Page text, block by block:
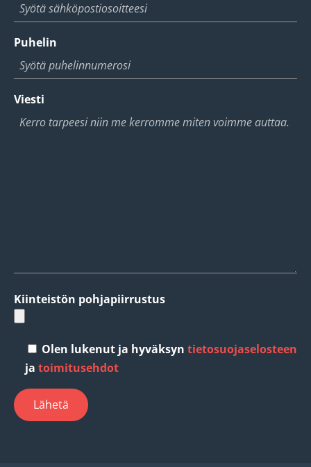
Puhelin
Viesti
Kiinteistön pohjapiirrustus
Olen lukenut ja hyväksyn tietosuojaselosteen
ja toimitusehdot